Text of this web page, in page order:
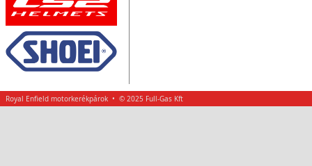
Royal Enfield motorkerékpárok • © 2025 Full-Gas Kft